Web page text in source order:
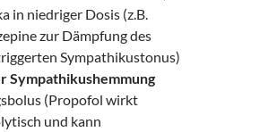
in niedriger Dosis (z.B.
zur Dämpfung des
Sympathikustonus)
Sympathikushemmung
(Propofol wirkt
und kann